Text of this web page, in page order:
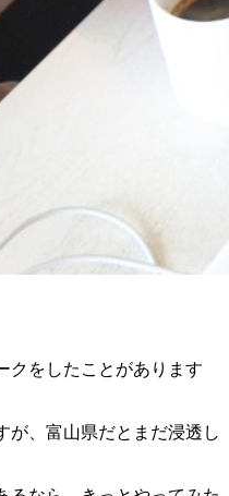
クをしたことがあります
が、富山県だとまだ浸透し